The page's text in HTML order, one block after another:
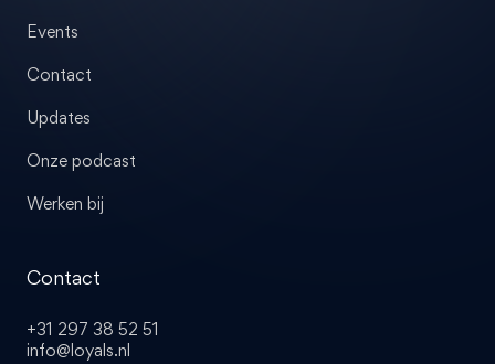
Events
Contact
Updates
Onze podcast
Werken bij
Contact
+31 297 38 52 51
info@loyals.nl